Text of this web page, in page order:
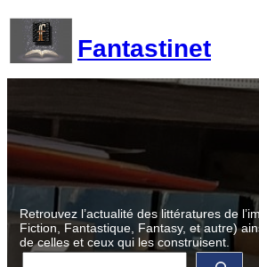
contenu
Fantastinet
Retrouvez l’actualité des littératures de
Fiction, Fantastique, Fantasy, et autre)
de celles et ceux qui les construisent.
R